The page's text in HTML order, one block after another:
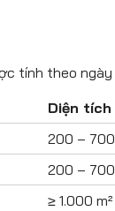
tính theo ngày
Diện
200 – 700
200 – 700
≥ 1.000 m²